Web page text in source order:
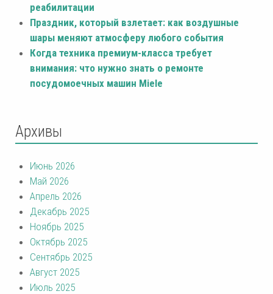
реабилитации
Праздник, который взлетает: как воздушные
шары меняют атмосферу любого события
Когда техника премиум-класса требует
внимания: что нужно знать о ремонте
посудомоечных машин Miele
Архивы
Июнь 2026
Май 2026
Апрель 2026
Декабрь 2025
Ноябрь 2025
Октябрь 2025
Сентябрь 2025
Август 2025
Июль 2025